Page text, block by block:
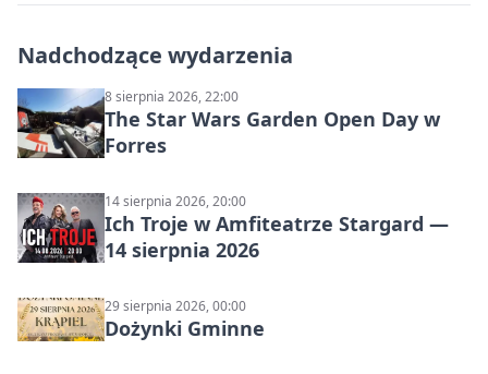
Nadchodzące wydarzenia
8 sierpnia 2026, 22:00
The Star Wars Garden Open Day w
Forres
14 sierpnia 2026, 20:00
Ich Troje w Amfiteatrze Stargard —
14 sierpnia 2026
29 sierpnia 2026, 00:00
Dożynki Gminne